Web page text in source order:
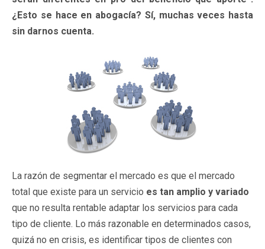
¿Esto se hace en abogacía? Sí, muchas veces hasta
sin darnos cuenta.
La razón de segmentar el mercado es que el mercado
total que existe para un servicio es tan amplio y variado
que no resulta rentable adaptar los servicios para cada
tipo de cliente. Lo más razonable en determinados casos,
quizá no en crisis, es identificar tipos de clientes con